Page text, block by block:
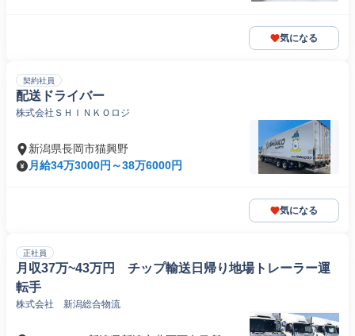
気になる
契約社員
配送ドライバー
株式会社ＳＨＩＮＫＯロジ
新潟県長岡市猫興野
月給34万3000円～38万6000円
気になる
正社員
月収37万~43万円 チップ輸送日帰り地場トレーラー運
転手
株式会社 新潟総合物流